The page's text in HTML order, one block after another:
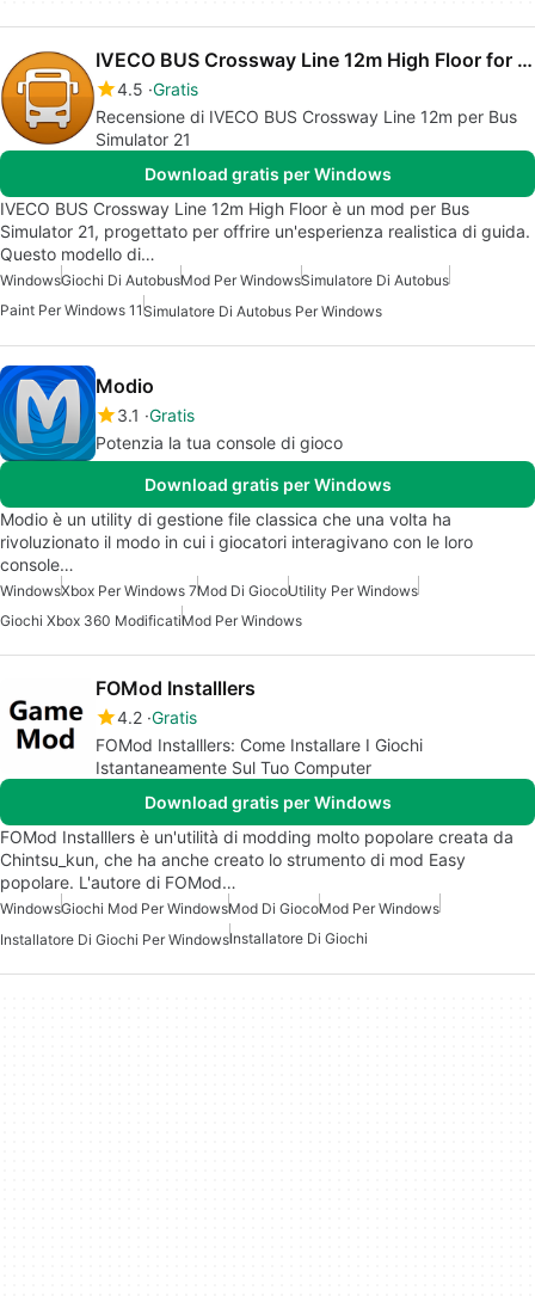
IVECO BUS Crossway Line 12m High Floor for Bus Simulator 21
4.5 Gratis
Recensione di IVECO BUS Crossway Line 12m per Bus
Simulator 21
Download gratis per Windows
IVECO BUS Crossway Line 12m High Floor è un mod per Bus
Simulator 21, progettato per offrire un'esperienza realistica di guida.
Questo modello di…
WindowsGiochi Di AutobusMod Per WindowsSimulatore Di Autobus
Paint Per Windows 11Simulatore Di Autobus Per Windows
Modio
3.1 Gratis
Potenzia la tua console di gioco
Download gratis per Windows
Modio è un utility di gestione file classica che una volta ha
rivoluzionato il modo in cui i giocatori interagivano con le loro
console…
WindowsXbox Per Windows 7Mod Di GiocoUtility Per Windows
Giochi Xbox 360 ModificatiMod Per Windows
FOMod Installlers
4.2 Gratis
FOMod Installlers: Come Installare I Giochi
Istantaneamente Sul Tuo Computer
Download gratis per Windows
FOMod Installlers è un'utilità di modding molto popolare creata da
Chintsu_kun, che ha anche creato lo strumento di mod Easy
popolare. L'autore di FOMod…
WindowsGiochi Mod Per WindowsMod Di GiocoMod Per Windows
Installatore Di Giochi Per WindowsInstallatore Di Giochi